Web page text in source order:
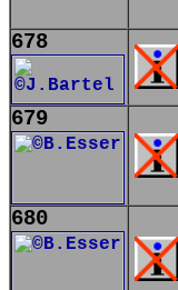
678
679
680